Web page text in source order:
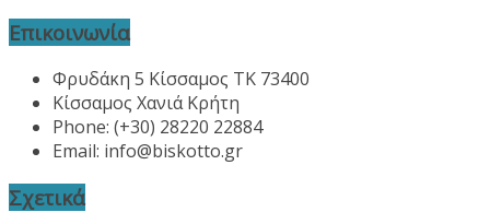
Επικοινωνία
Φρυδάκη 5 Κίσσαμος ΤΚ 73400
Κίσσαμος Χανιά Κρήτη
Phone: (+30) 28220 22884
Email: info@biskotto.gr
Σχετικά